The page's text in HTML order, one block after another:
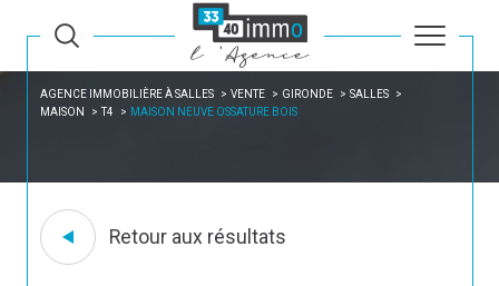
AGENCE IMMOBILIÈRE À SALLES VENTE GIRONDE
SALLES
MAISON
T4 MAISON NEUVE OSSATURE BOIS
Retour aux résultats